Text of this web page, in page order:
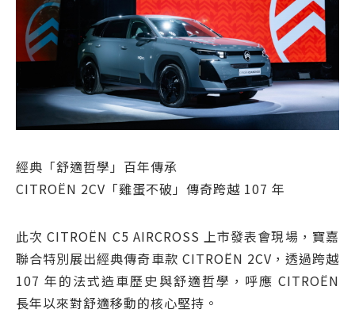
經典「舒適哲學」百年傳承
CITROËN 2CV「雞蛋不破」傳奇跨越 107 年
此次 CITROËN C5 AIRCROSS 上市發表會現場，寶嘉
聯合特別展出經典傳奇車款 CITROËN 2CV，透過跨越
107 年的法式造車歷史與舒適哲學，呼應 CITROËN
長年以來對舒適移動的核心堅持。